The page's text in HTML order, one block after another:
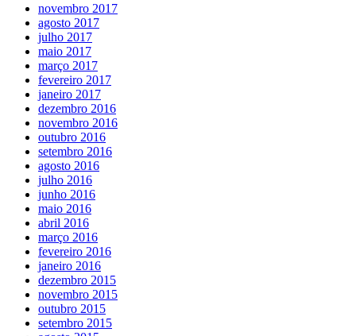
novembro 2017
agosto 2017
julho 2017
maio 2017
março 2017
fevereiro 2017
janeiro 2017
dezembro 2016
novembro 2016
outubro 2016
setembro 2016
agosto 2016
julho 2016
junho 2016
maio 2016
abril 2016
março 2016
fevereiro 2016
janeiro 2016
dezembro 2015
novembro 2015
outubro 2015
setembro 2015